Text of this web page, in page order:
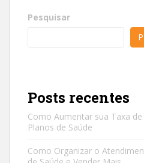
Pesquisar
Posts recentes
Como Aumentar sua Taxa
Planos de Saúde
Como Organizar o